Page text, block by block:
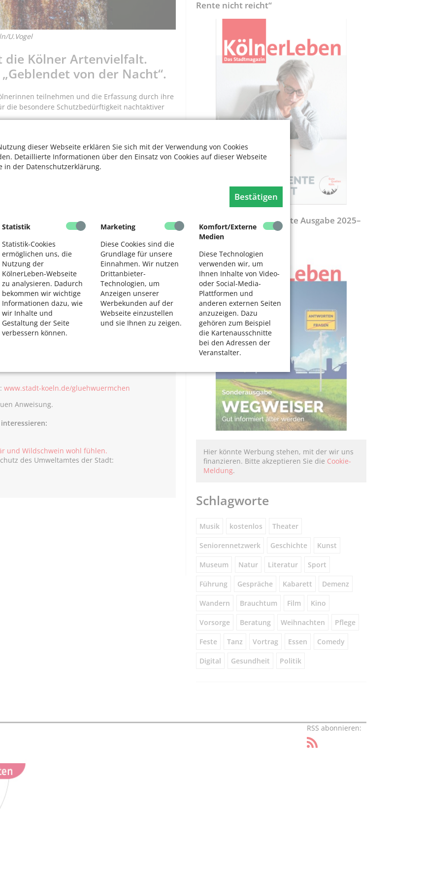
dieser Webseite erklären Sie sich mit der Verwendung von Cookies
Detaillierte Informationen über den Einsatz von Cookies auf dieser Webseite
in der Datenschutzerklärung.
Bestätigen
Statistik
Statistik-Cookies
ermöglichen uns, die
Nutzung der
KölnerLeben-Webseite
zu analysieren. Dadurch
bekommen wir wichtige
Informationen dazu, wie
wir Inhalte und
Gestaltung der Seite
verbessern können.
Marketing
Diese Cookies sind die
Grundlage für unsere
Einnahmen. Wir nutzen
Drittanbieter-
Technologien, um
Anzeigen unserer
Werbekunden auf der
Webseite einzustellen
und sie Ihnen zu zeigen.
Komfort/Externe
Medien
Diese Technologien
verwenden wir, um
Ihnen Inhalte von Video-
oder Social-Media-
Plattformen und
anderen externen Seiten
anzuzeigen. Dazu
gehören zum Beispiel
die Kartenausschnitte
bei den Adressen der
Veranstalter.
U.Vogel
die Kölner Artenvielfalt.
von der Nacht“.
teilnehmen und die Erfassung durch ihre
die besondere Schutzbedürftigkeit nachtaktiver
wie auch die vieler anderer heimischer
60 Prozent aller hiesigen Insekten – nachtaktiv.
Nische der Nacht angepasst und reagieren
Die Erhellung der Nacht ist für Glühwürmchen
Kontrast die Partnersuche erschwert wird.
und Lebensraumzerstörung, als eine
wertvolle Dunkelräume in Köln erkannt
Glühwürmchen kann diese Bereiche
gilt. Über den Zustand der
bekannt. Das Projekt soll nun Aufschluss darüber
Paarungsverhalten in Köln noch über geeignete
Köln können alle aktiv werden und die
übermitteln. Glühwürmchen
Waldrändern, in Parks und natürlich gestalteten
Juni bis August gut beobachtet werden.
www.stadt-koeln.de/gluehwuermchen
Anweisung.
und Wildschwein wohl fühlen.
des Umweltamtes der Stadt:
Rente nicht reicht“
Wegweiser - Aktualisierte Ausgabe 2025–
2027
Hier könnte Werbung stehen, mit der wir uns
finanzieren. Bitte akzeptieren Sie die Cookie-
Meldung.
Schlagworte
Musik kostenlos Theater
Seniorennetzwerk Geschichte Kunst
Museum Natur Literatur Sport
Führung Gespräche Kabarett Demenz
Wandern Brauchtum Film Kino
Vorsorge Beratung Weihnachten Pflege
Feste Tanz Vortrag Essen Comedy
Digital Gesundheit Politik
RSS abonnieren: